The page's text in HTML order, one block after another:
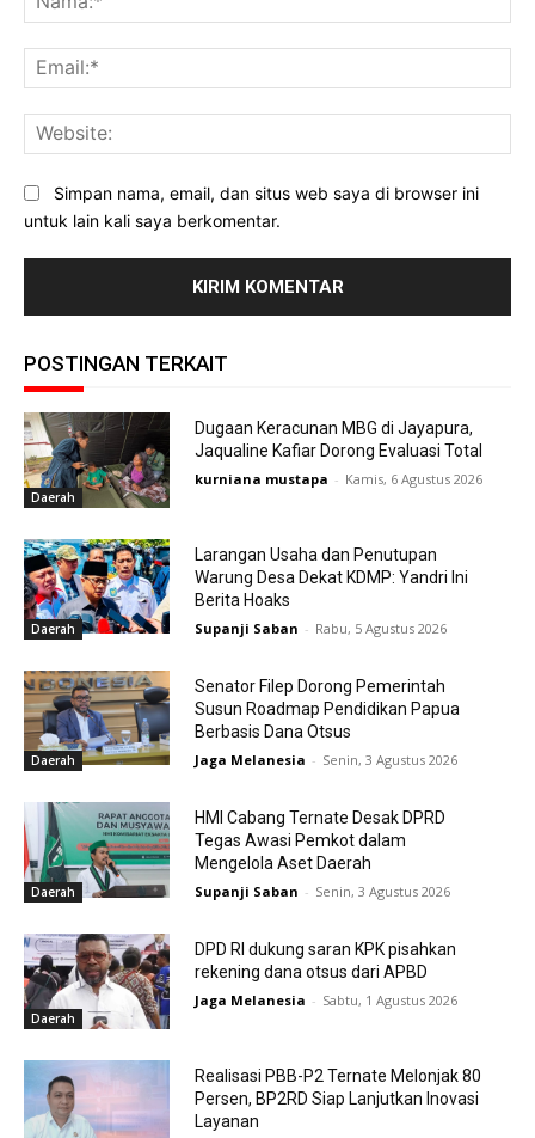
Simpan nama, email, dan situs web saya di browser ini
untuk lain kali saya berkomentar.
POSTINGAN TERKAIT
Daerah
Dugaan Keracunan MBG di Jayapura,
Jaqualine Kafiar Dorong Evaluasi Total
kurniana mustapa - Kamis, 6 Agustus 2026
Daerah
Larangan Usaha dan Penutupan
Warung Desa Dekat KDMP: Yandri Ini
Berita Hoaks
Supanji Saban - Rabu, 5 Agustus 2026
Daerah
Senator Filep Dorong Pemerintah
Susun Roadmap Pendidikan Papua
Berbasis Dana Otsus
Jaga Melanesia - Senin, 3 Agustus 2026
Daerah
HMI Cabang Ternate Desak DPRD
Tegas Awasi Pemkot dalam
Mengelola Aset Daerah
Supanji Saban - Senin, 3 Agustus 2026
Daerah
DPD RI dukung saran KPK pisahkan
rekening dana otsus dari APBD
Jaga Melanesia - Sabtu, 1 Agustus 2026
Realisasi PBB-P2 Ternate Melonjak 80
Persen, BP2RD Siap Lanjutkan Inovasi
Layanan